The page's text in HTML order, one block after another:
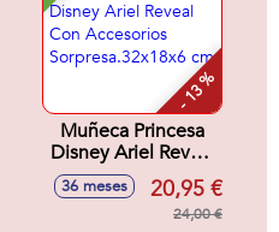
- 13 %
Muñeca Princesa
Disney Ariel Reveal
Con Accesorios
Sorpresa.32x18x6
36 meses 20,95 €
24,00 €